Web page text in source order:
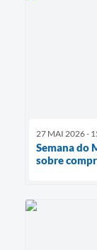
27 MAI 2026 -
Semana do
sobre